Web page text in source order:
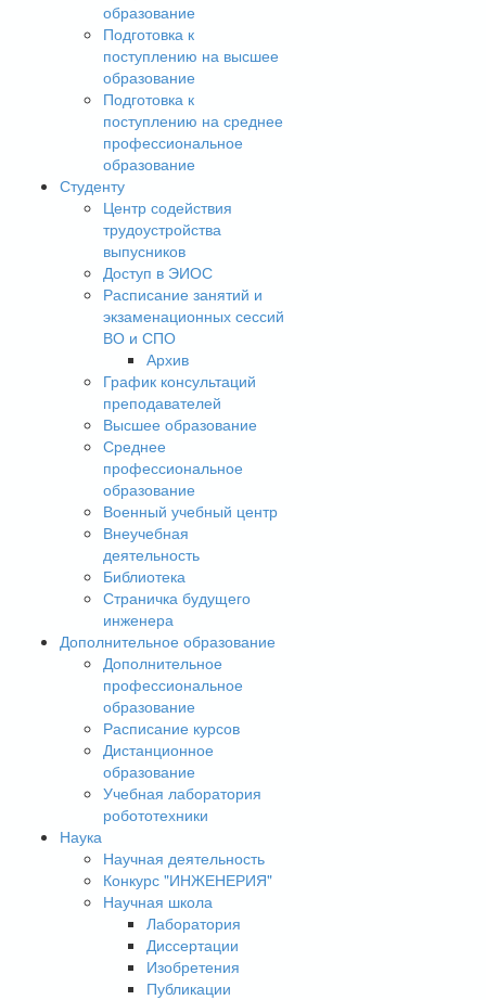
образование
Подготовка к
поступлению на высшее
образование
Подготовка к
поступлению на среднее
профессиональное
образование
Студенту
Центр содействия
трудоустройства
выпусников
Доступ в ЭИОС
Расписание занятий и
экзаменационных сессий
ВО и СПО
Архив
График консультаций
преподавателей
Высшее образование
Среднее
профессиональное
образование
Военный учебный центр
Внеучебная
деятельность
Библиотека
Страничка будущего
инженера
Дополнительное образование
Дополнительное
профессиональное
образование
Расписание курсов
Дистанционное
образование
Учебная лаборатория
робототехники
Наука
Научная деятельность
Конкурс "ИНЖЕНЕРИЯ"
Научная школа
Лаборатория
Диссертации
Изобретения
Публикации